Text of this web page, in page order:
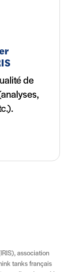
de
association
tanks français